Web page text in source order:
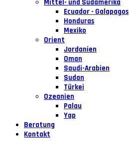
Mittel- und Südamerika
Ecuador - Galapagos
Honduras
Mexiko
Orient
Jordanien
Oman
Saudi-Arabien
Sudan
Türkei
Ozeanien
Palau
Yap
Beratung
Kontakt